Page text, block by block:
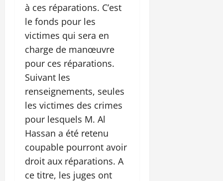
à ces réparations. C’est
le fonds pour les
victimes qui sera en
charge de manœuvre
pour ces réparations.
Suivant les
renseignements, seules
les victimes des crimes
pour lesquels M. Al
Hassan a été retenu
coupable pourront avoir
droit aux réparations. A
ce titre, les juges ont